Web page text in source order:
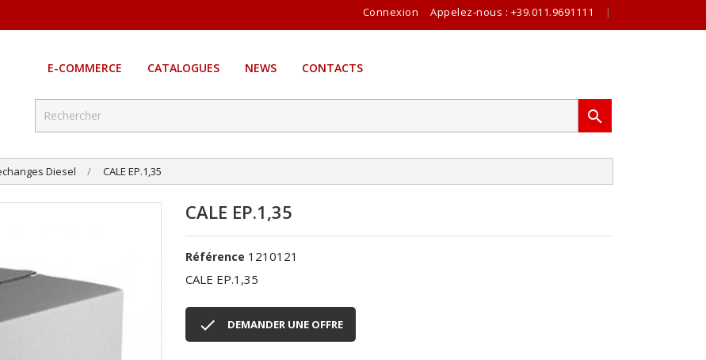
Connexion Appelez-nous : +39.011.9691111 |
E-COMMERCE CATALOGUES NEWS CONTACTS

Diesel CALE EP.1,35
CALE EP.1,35
Référence 1210121
CALE EP.1,35
 DEMANDER UNE OFFRE